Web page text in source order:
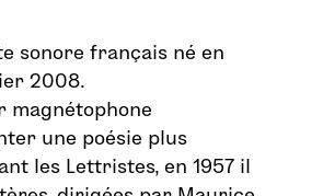
sonore français né en
2008.
magnétophone
une poésie plus
les Lettristes, en 1957 il